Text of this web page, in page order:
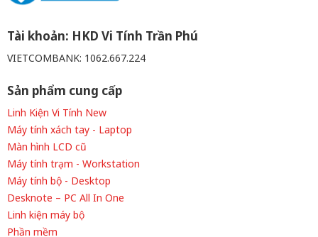
Tài khoản: HKD Vi Tính Trần Phú
VIETCOMBANK: 1062.667.224
Sản phẩm cung cấp
Linh Kiện Vi Tính New
Máy tính xách tay - Laptop
Màn hình LCD cũ
Máy tính trạm - Workstation
Máy tính bộ - Desktop
Desknote – PC All In One
Linh kiện máy bộ
Phần mềm